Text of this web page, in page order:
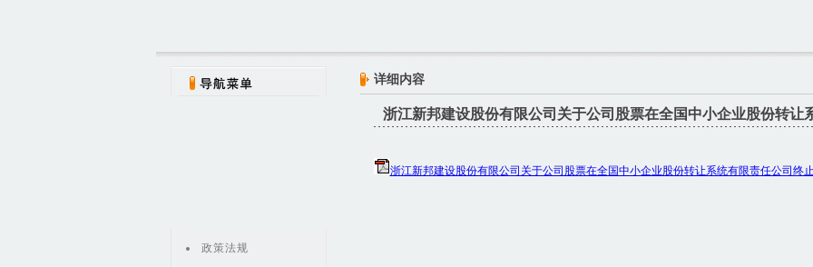
政策法规
详细内容
浙江新邦建设股份有限公司关于公司股票在全国中小企业股份转让
浙江新邦建设股份有限公司关于公司股票在全国中小企业股份转让系统有限责任公司终